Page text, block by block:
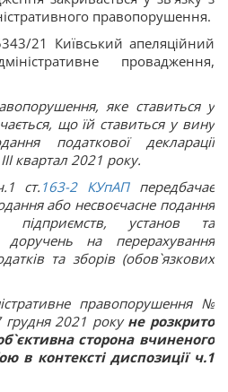
правопорушення.
21 Київський апеляційний
провадження,
яке ставиться у
що їй ставиться у вину
податкової декларації
квартал 2021 року.
ст. 163-2 КУпАПпередбачає
або несвоєчасне подання
підприємств, установ та
доручень на перерахування
та зборів (обов`язкових
правопорушення №
2021 року не розкрито
сторона вчиненого
в контексті диспозиції ч.1